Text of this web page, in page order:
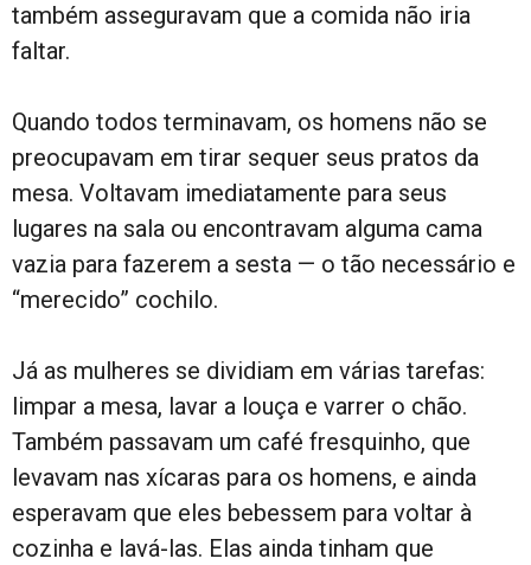
também asseguravam que a comida não iria
faltar.
Quando todos terminavam, os homens não se
preocupavam em tirar sequer seus pratos da
mesa. Voltavam imediatamente para seus
lugares na sala ou encontravam alguma cama
vazia para fazerem a sesta — o tão necessário e
“merecido” cochilo.
Já as mulheres se dividiam em várias tarefas:
limpar a mesa, lavar a louça e varrer o chão.
Também passavam um café fresquinho, que
levavam nas xícaras para os homens, e ainda
esperavam que eles bebessem para voltar à
cozinha e lavá-las. Elas ainda tinham que